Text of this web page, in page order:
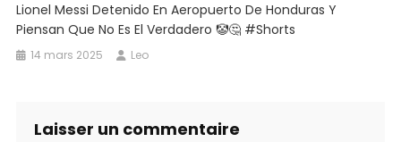
Lionel Messi Detenido En Aeropuerto De Honduras Y
Piensan Que No Es El Verdadero 🤡🤔 #Shorts
14 mars 2025 Leo
Laisser un commentaire